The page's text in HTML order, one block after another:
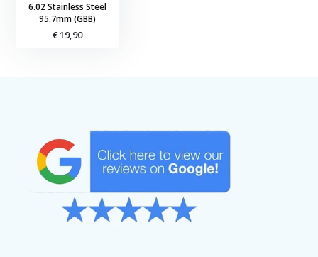
6.02 Stainless Steel
95.7mm (GBB)
€ 19,90